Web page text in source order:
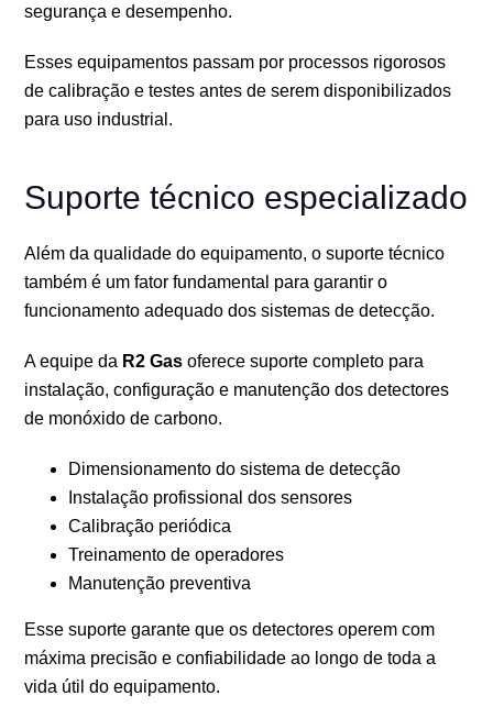
segurança e desempenho.
Esses equipamentos passam por processos rigorosos
de calibração e testes antes de serem disponibilizados
para uso industrial.
Suporte técnico especializado
Além da qualidade do equipamento, o suporte técnico
também é um fator fundamental para garantir o
funcionamento adequado dos sistemas de detecção.
A equipe da R2 Gas oferece suporte completo para
instalação, configuração e manutenção dos detectores
de monóxido de carbono.
Dimensionamento do sistema de detecção
Instalação profissional dos sensores
Calibração periódica
Treinamento de operadores
Manutenção preventiva
Esse suporte garante que os detectores operem com
máxima precisão e confiabilidade ao longo de toda a
vida útil do equipamento.